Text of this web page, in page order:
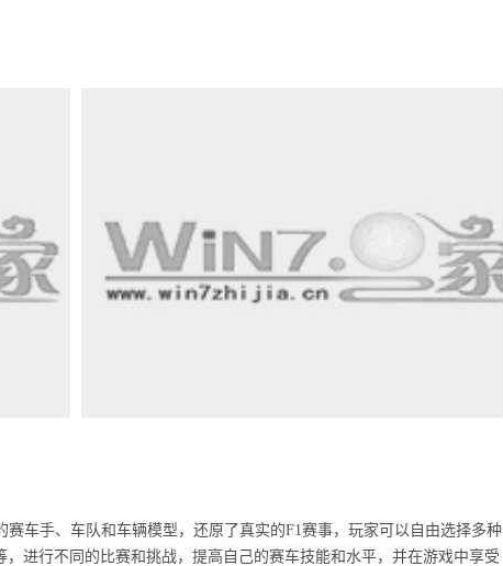
车手、车队和车辆模型，还原了真实的F1赛事，玩家可以自由选择多种
进行不同的比赛和挑战，提高自己的赛车技能和水平，并在游戏中享受